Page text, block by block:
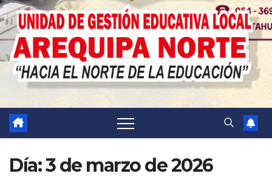
Día:3 de marzo de 2026